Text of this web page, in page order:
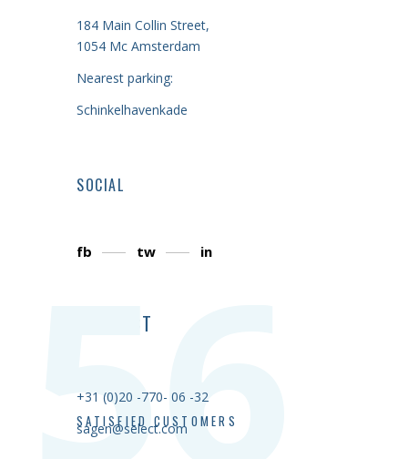
184 Main Collin Street,
1054 Mc Amsterdam
Nearest parking:
Schinkelhavenkade
SOCIAL
fb tw in
CONTACT
+31 (0)20 -770- 06 -32
sagen@select.com
56
SATISFIED CUSTOMERS